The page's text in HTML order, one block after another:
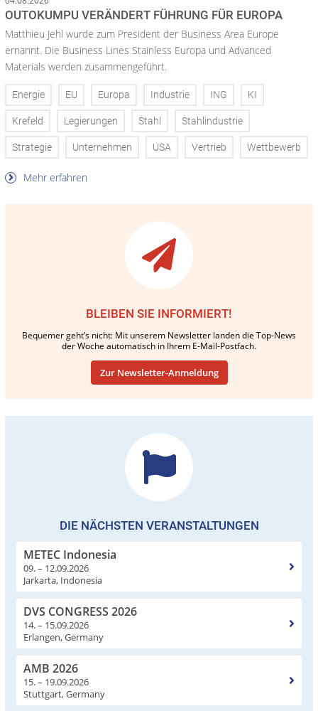
OUTOKUMPU VERÄNDERT FÜHRUNG FÜR EUROPA
Matthieu Jehl wurde zum President der Business Area Europe
ernannt. Die Business Lines Stainless Europa und Advanced
Materials werden zusammengeführt.
Energie EU Europa Industrie ING KI
Krefeld Legierungen Stahl Stahlindustrie
Strategie Unternehmen USA Vertrieb Wettbewerb
Mehr erfahren
BLEIBEN SIE INFORMIERT!
Bequemer geht’s nicht: Mit unserem Newsletter landen die Top-News
der Woche automatisch in Ihrem E-Mail-Postfach.
Zur Newsletter-Anmeldung
DIE NÄCHSTEN VERANSTALTUNGEN
METEC Indonesia
09. – 12.09.2026
Jarkarta, Indonesia
DVS CONGRESS 2026
14. – 15.09.2026
Erlangen, Germany
AMB 2026
15. – 19.09.2026
Stuttgart, Germany